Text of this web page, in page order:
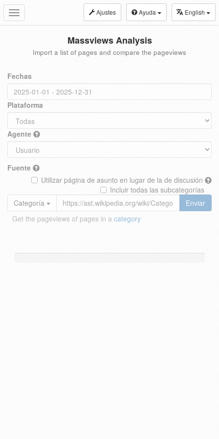
Toggle
navigation
Ajustes Ayuda English
Massviews Analysis
Import a list of pages and compare the pageviews
Fechas
Plataforma
Agente
Fuente
Utilizar página de asunto en lugar de la de discusión
Incluir todas las subcategorías
Categoría
Enviar
Get the pageviews of pages in a category